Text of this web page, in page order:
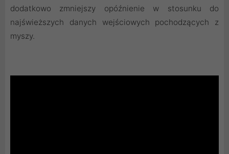
dodatkowo zmniejszy opóźnienie w stosunku do
najświeższych danych wejściowych pochodzących z
myszy.